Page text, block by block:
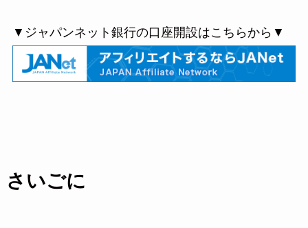
▼ジャパンネット銀行の口座開設はこちらから▼
さいごに